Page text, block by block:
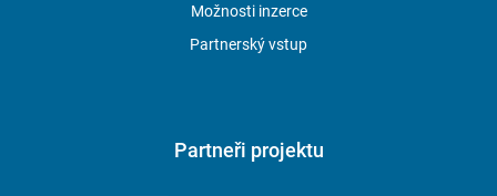
Možnosti inzerce
Partnerský vstup
Partneři projektu